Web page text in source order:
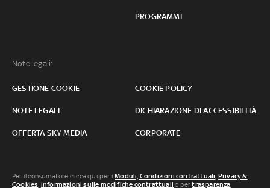
PROGRAMMI
Note legali:
GESTIONE COOKIE COOKIE POLICY
NOTE LEGALI DICHIARAZIONE DI ACCESSIBILITÀ
OFFERTA SKY MEDIA CORPORATE
Per il consumatore clicca qui per iModuli, Condizioni contrattuali, Privacy &
Cookies, informazioni sulle modifiche contrattuali o pertrasparenza